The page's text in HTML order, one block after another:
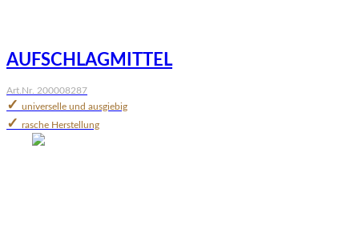
AUFSCHLAGMITTEL
Art.Nr. 200008287
✓ universelle und ausgiebig
✓ rasche Herstellung